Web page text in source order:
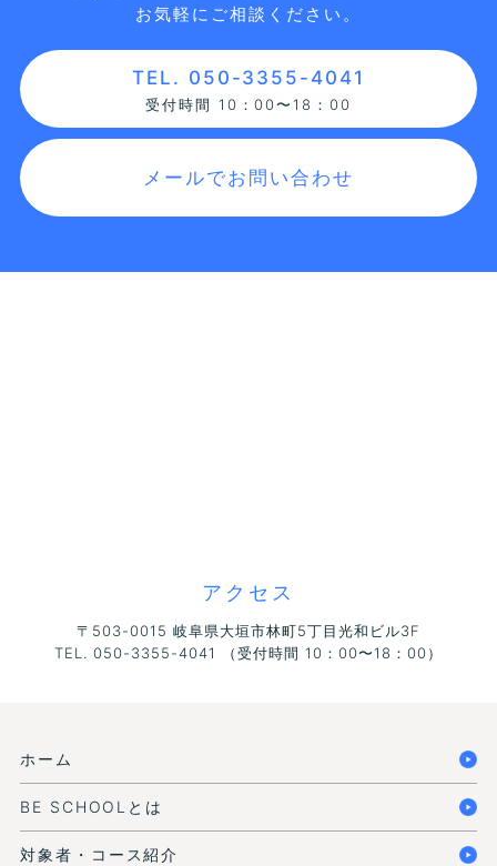
お気軽にご相談ください。
TEL. 050-3355-4041
受付時間 10：00〜18：00
メールでお問い合わせ
アクセス
〒503-0015 岐阜県大垣市林町5丁目光和ビル3F
TEL. 050-3355-4041 （受付時間 10：00〜18：00）
ホーム
BE SCHOOLとは
対象者・コース紹介